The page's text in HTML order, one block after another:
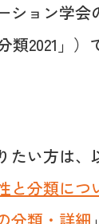
ション学
類2021」
い方は、
と分類につ